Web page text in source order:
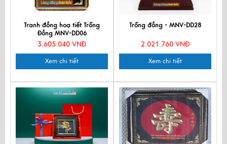
Tranh đồng hoạ tiết Trống
Đồng MNV-DD06
3.605.040 VNĐ
Xem chi tiết
Trống đồng - MNV-DD28
2.021.760 VNĐ
Xem chi tiết